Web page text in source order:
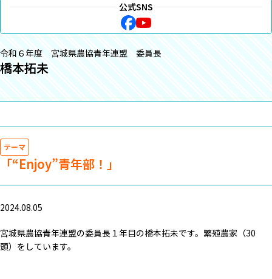
公式SNS
令和６年度 宮城県農協青年連盟 委員長
橋本拓未
テーマ
「“Enjoy”青年部！」
2024.08.05
宮城県農協青年連盟の委員長１年目の橋本拓未です。繁殖農家（30
頭）をしています。